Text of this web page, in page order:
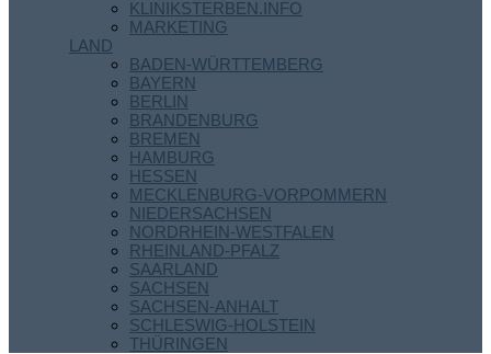
KLINIKSTERBEN.INFO
MARKETING
LAND
BADEN-WÜRTTEMBERG
BAYERN
BERLIN
BRANDENBURG
BREMEN
HAMBURG
HESSEN
MECKLENBURG-VORPOMMERN
NIEDERSACHSEN
NORDRHEIN-WESTFALEN
RHEINLAND-PFALZ
SAARLAND
SACHSEN
SACHSEN-ANHALT
SCHLESWIG-HOLSTEIN
THÜRINGEN